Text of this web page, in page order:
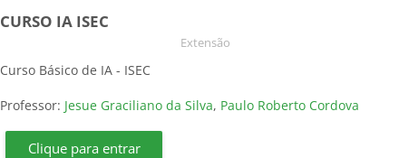
CURSO IA ISEC
Categoria do curso
Extensão
Curso Básico de IA - ISEC
Professor: Jesue Graciliano da Silva, Paulo Roberto Cordova
Clique para entrar